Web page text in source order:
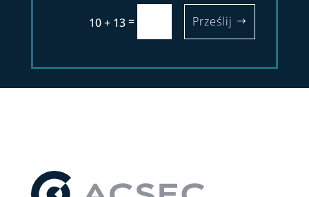
10 + 13= Prześlij